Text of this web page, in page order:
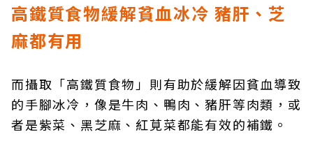
高鐵質食物緩解貧血冰冷 豬肝、芝
麻都有用
而攝取「高鐵質食物」則有助於緩解因貧血導致
的手腳冰冷，像是牛肉、鴨肉、豬肝等肉類，或
者是紫菜、黑芝麻、紅莧菜都能有效的補鐵。